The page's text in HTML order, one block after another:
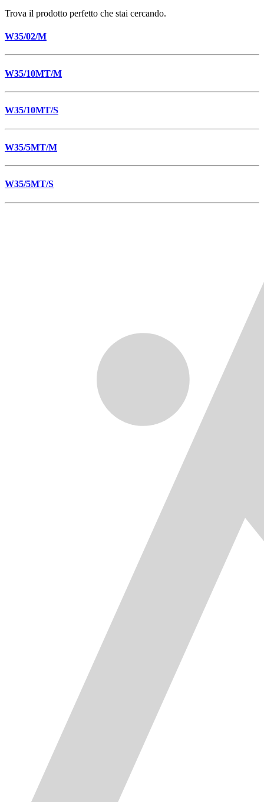
Trova il prodotto perfetto che stai cercando.
W35/02/M
W35/10MT/M
W35/10MT/S
W35/5MT/M
W35/5MT/S